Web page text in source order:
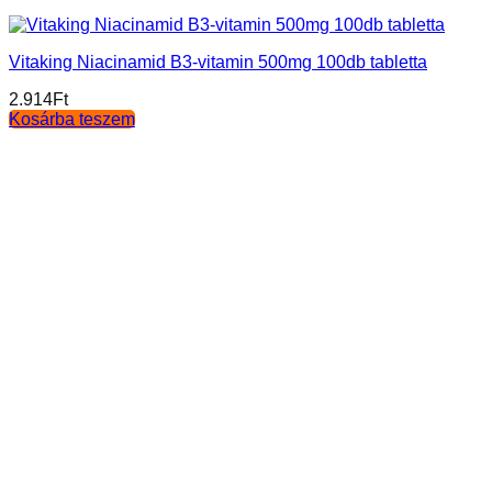
Vitaking Niacinamid B3-vitamin 500mg 100db tabletta
2.914Ft
Kosárba teszem